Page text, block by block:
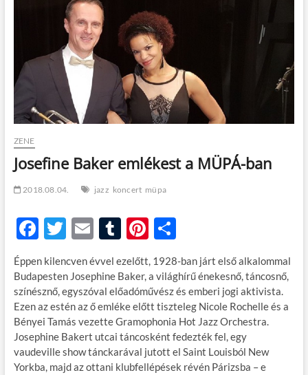
ZENE
Josefine Baker emlékest a MÜPÁ-ban
2018.08.04. jazz koncert müpa
F
ac
e
b
o
o
k
T
itt
er
E
m
ail
T
u
m
bl
r
Pi
nt
er
es
t
O
ss
za
m
e
g
Éppen kilencven évvel ezelőtt, 1928-ban járt első alkalommal
Budapesten Josephine Baker, a világhírű énekesnő, táncosnő,
színésznő, egyszóval előadóművész és emberi jogi aktivista.
Ezen az estén az ő emléke előtt tiszteleg Nicole Rochelle és a
Bényei Tamás vezette Gramophonia Hot Jazz Orchestra.
Josephine Bakert utcai táncosként fedezték fel, egy
vaudeville show tánckarával jutott el Saint Louisból New
Yorkba, majd az ottani klubfellépések révén Párizsba – e